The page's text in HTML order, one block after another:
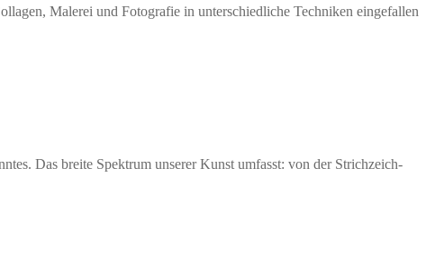
Male­rei und Foto­gra­fie in unter­schied­li­che Tech­ni­ken ein­ge­fal­len
Das brei­te Spek­trum unse­rer Kunst umfasst: von der Strich­zeich­